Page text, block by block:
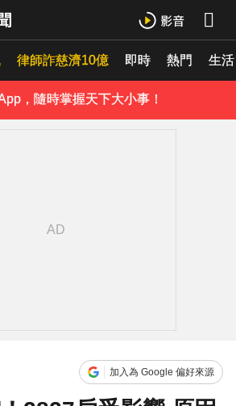
律師詐慈濟10億 即時 熱門 生活
，隨時掌握天下大小事！
加入為 Google 偏好來源